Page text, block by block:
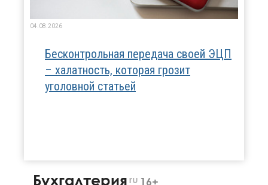
04.08.2026
Бесконтрольная передача своей ЭЦП
– халатность, которая грозит
уголовной статьей
Бухгалтерия ru 16+